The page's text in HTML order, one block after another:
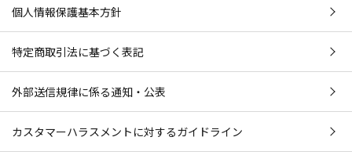
個人情報保護基本方針
特定商取引法に基づく表記
外部送信規律に係る通知・公表
カスタマーハラスメントに対するガイドライン